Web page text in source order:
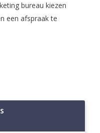
bureau kiezen
een afspraak te